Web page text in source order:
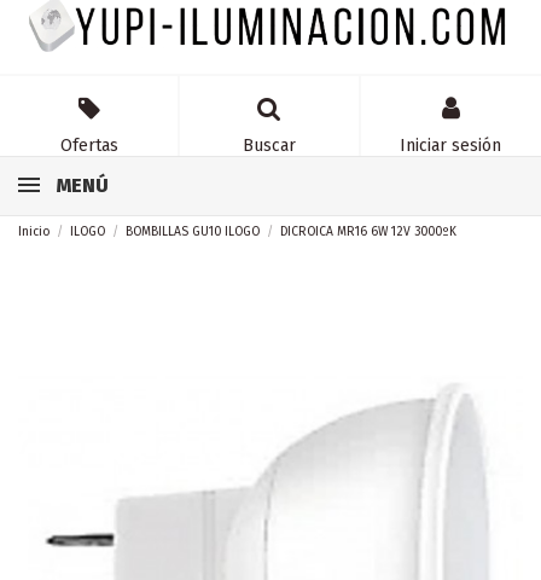
Ofertas Buscar Iniciar sesión
MENÚ
Inicio ILOGO BOMBILLAS GU10 ILOGO DICROICA MR16 6W 12V 3000ºK